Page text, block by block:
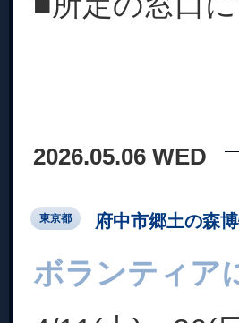
2026.05.06 WED
東京都 府中市郷土の森
ボランティア